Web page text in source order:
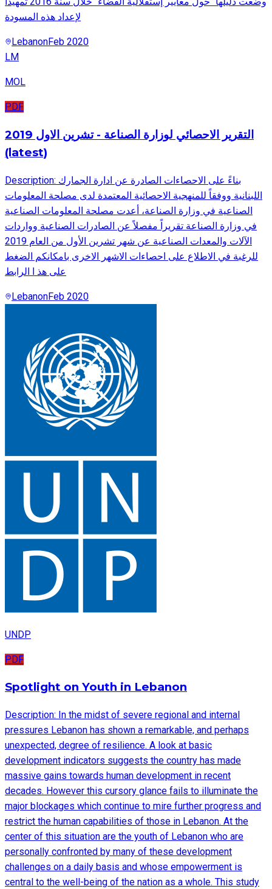
لإعداد هذه المسودة
LebanonFeb 2020
LM
MOL
PDF
التقرير الاحصائي لوزارة الصناعة - تشرين الاول 2019
(latest)
Description: بناءً على الاحصاءات الصادرة عن ادارة الجمارك
اللبنانية ووفقاً للمنهجية الاحصائية المعتمدة لدى مصلحة المعلومات
الصناعية في وزارة الصناعة، أعدت مصلحة المعلومات الصناعية
في وزارة الصناعة تقريراً مفصلاً عن الصادرات الصناعية وواردات
الآلات والمعدات الصناعية عن شهر تشرين الأول من العام 2019
للرغبة في الاطلاع على احصاءات الاشهر الاخرى بامكانكم الضغط
على هذ ا الرابط
LebanonFeb 2020
UNDP
PDF
Spotlight on Youth in Lebanon
Description: In the midst of severe regional and internal
pressures Lebanon has shown a remarkable, and perhaps
unexpected, degree of resilience. A look at basic
development indicators suggests the country has made
massive gains towards human development in recent
decades. However this cursory glance fails to illuminate the
major blockages which continue to mire further progress and
restrict the human capabilities of those in Lebanon. At the
center of this situation are the youth of Lebanon who are
personally confronted by many of these development
challenges on a daily basis and whose empowerment is
central to the well-being of the nation as a whole. This study